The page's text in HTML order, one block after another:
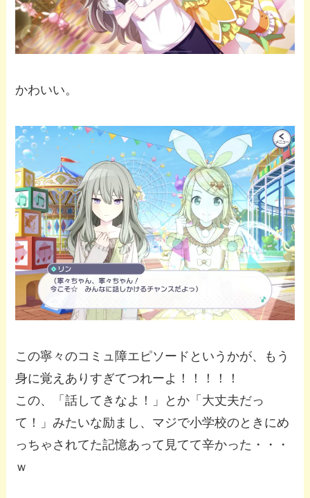
かわいい。
この寧々のコミュ障エピソードというかが、もう
身に覚えありすぎてつれーよ！！！！！
この、「話してきなよ！」とか「大丈夫だっ
て！」みたいな励まし、マジで小学校のときにめ
っちゃされてた記憶あって見てて辛かった・・・
ｗ